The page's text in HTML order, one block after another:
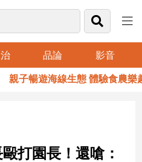
品論 影音
暢遊海線生態 體驗食農樂趣
打園長！還嗆：